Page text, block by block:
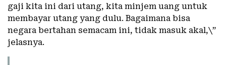
gaji kita ini dari utang, kita minjem uang untuk
membayar utang yang dulu. Bagaimana bisa
negara bertahan semacam ini, tidak masuk akal,\”
jelasnya.